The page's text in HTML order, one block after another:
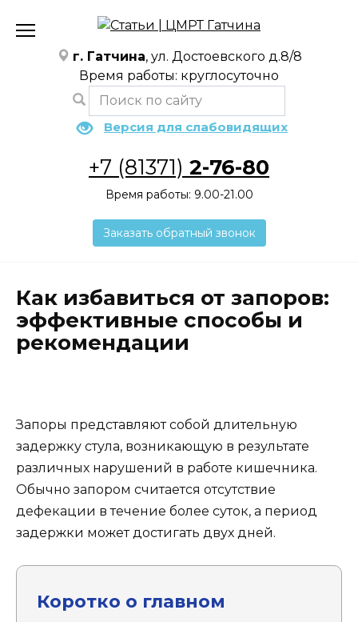
содержанию
г. Гатчина, ул. Достоевского д.8/8
Время работы: круглосуточно
Версия для слабовидящих
+7 (81371) 2-76-80
Время работы: 9.00-21.00
Заказать обратный звонок
Как избавиться от запоров:
эффективные способы и
рекомендации
Запоры представляют собой длительную
задержку стула, возникающую в результате
различных нарушений в работе кишечника.
Обычно запором считается отсутствие
дефекации в течение более суток, а период
задержки может достигать двух дней.
Коротко о главном